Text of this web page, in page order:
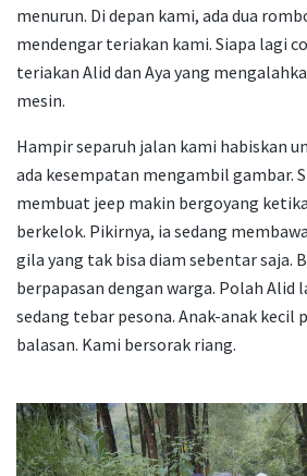
menurun. Di depan kami, ada dua
mendengar teriakan kami. Siapa lagi
teriakan Alid dan Aya yang
mesin.
Hampir separuh jalan kami habiskan
ada kesempatan mengambil gambar.
membuat jeep makin bergoyang
berkelok. Pikirnya, ia sedang
gila yang tak bisa diam sebentar saja.
berpapasan dengan warga. Polah Alid
sedang tebar pesona. Anak-anak kecil
balasan. Kami bersorak riang.